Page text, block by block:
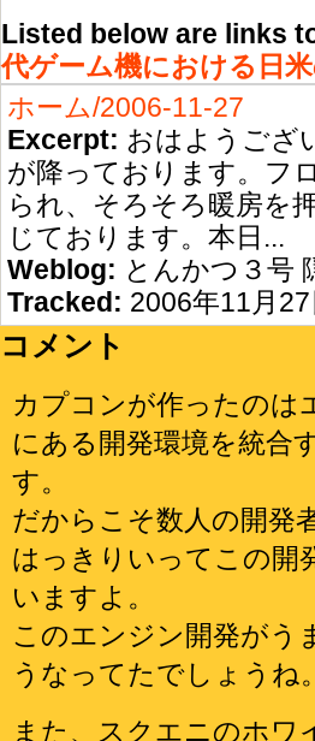
Listed below are links
代ゲーム機における日
ホーム/2006-11-27
Excerpt: おはようござ
が降っております。フ
られ、そろそろ暖房を
じております。本日...
Weblog: とんかつ３号
Tracked: 2006年11月
コメント
カプコンが作ったのは
にある開発環境を統合
す。
だからこそ数人の開発
はっきりいってこの開
いますよ。
このエンジン開発がう
うなってたでしょうね
また、スクエニのホワ